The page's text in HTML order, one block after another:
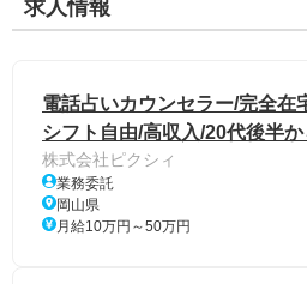
求人情報
電話占いカウンセラー/完全在
シフト自由/高収入/20代後半
株式会社ピクシィ
業務委託
岡山県
月給10万円～50万円